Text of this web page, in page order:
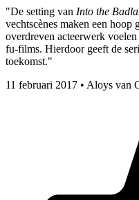
"De setting van Into the
vechtscènes maken een hoop
overdreven acteerwerk
fu-films. Hierdoor geeft de
toekomst."
11 februari 2017 • Aloys van